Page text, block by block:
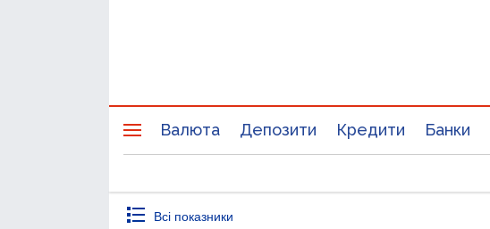
Валюта Депозити Кредити Банки
Всі показники